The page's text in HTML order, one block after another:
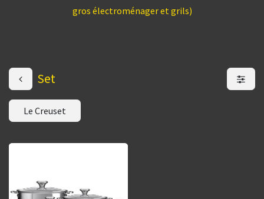
gros électroménager et grils)
Set
Le Creuset